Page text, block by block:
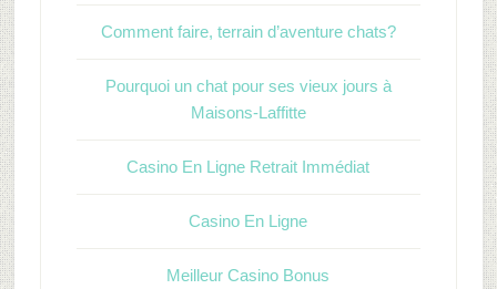
Comment faire, terrain d’aventure chats?
Pourquoi un chat pour ses vieux jours à
Maisons-Laffitte
Casino En Ligne Retrait Immédiat
Casino En Ligne
Meilleur Casino Bonus